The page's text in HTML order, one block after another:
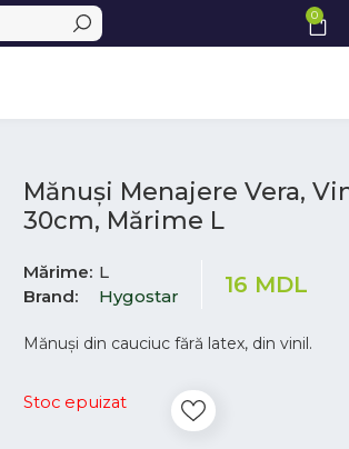
0
Mănuși Menajere Vera,
30cm, Mărime L
Mărime L
Brand
Hygostar 16 MDL
Mănuși din cauciuc fără latex, din vinil.
Stoc epuizat